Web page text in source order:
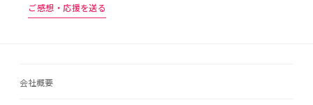
ご感想・応援を送る
会社概要